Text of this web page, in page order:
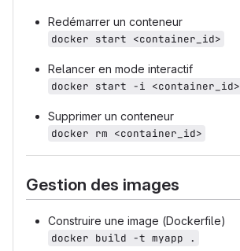
Redémarrer un conteneur
docker start <container_id>
Relancer en mode interactif
docker start -i <container_id>
Supprimer un conteneur
docker rm <container_id>
Gestion des images
Construire une image (Dockerfile)
docker build -t myapp .